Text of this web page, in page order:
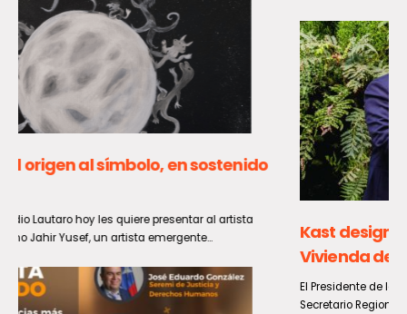
Kast designa a René Suárez seremi de
El Presidente de la República, José Antonio Kast, designó como
Secretario Regional Ministerial de Vivienda de la Región del...